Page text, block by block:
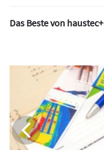
Das Beste von haustec+